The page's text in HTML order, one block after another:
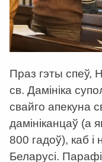
Праз гэты спеў,
св. Дамініка
свайго апекуна
дамініканцаў (а
800 гадоў), каб і
Беларусі.